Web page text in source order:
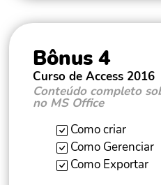
Bônus 4
Curso de Access 2016
Conteúdo completo
no MS Office
Como criar
Como Gerenciar
Como Exportar